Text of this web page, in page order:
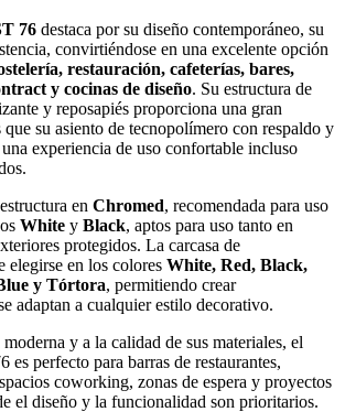
76 destaca por su diseño contemporáneo, su
convirtiéndose en una excelente opción
restauración, cafeterías, bares,
y cocinas de diseño. Su estructura de
y reposapiés proporciona una gran
su asiento de tecnopolímero con respaldo y
experiencia de uso confortable incluso
en Chromed, recomendada para uso
White y Black, aptos para uso tanto en
protegidos. La carcasa de
elegirse en los colores White, Red, Black,
y Tórtora, permitiendo crear
adaptan a cualquier estilo decorativo.
y a la calidad de sus materiales, el
es perfecto para barras de restaurantes,
coworking, zonas de espera y proyectos
el diseño y la funcionalidad son prioritarios.